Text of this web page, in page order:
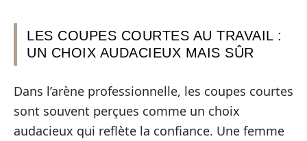
LES COUPES COURTES AU TRAVAIL :
UN CHOIX AUDACIEUX MAIS SÛR
Dans l’arène professionnelle, les coupes courtes
sont souvent perçues comme un choix
audacieux qui reflète la confiance. Une femme